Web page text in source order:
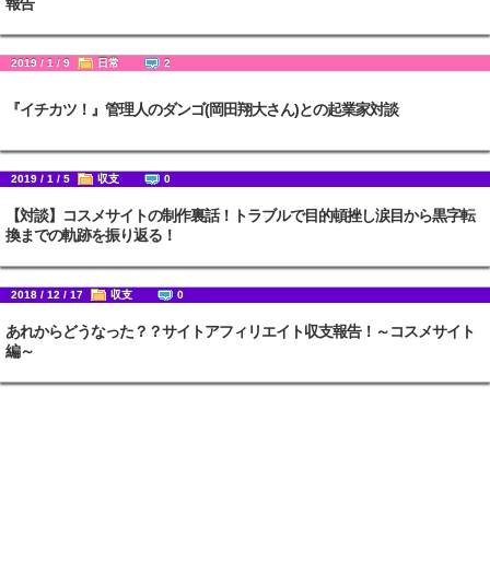
2019 / 1 / 9 日常 2
『イチカツ！』管理人のダンゴ(岡田翔大さん)との起業家対談
2019 / 1 / 5 収支 0
【対談】コスメサイトの制作裏話！トラブルで目的頓挫し涙目から黒字転
換までの軌跡を振り返る！
2018 / 12 / 17 収支 0
あれからどうなった？？サイトアフィリエイト収支報告！～コスメサイト
編～